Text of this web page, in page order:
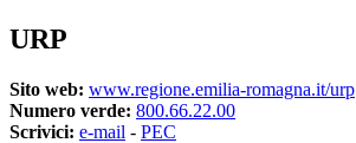
URP
Sito web: www.regione.emilia-romagna.it/urp
Numero verde: 800.66.22.00
Scrivici: e-mail - PEC